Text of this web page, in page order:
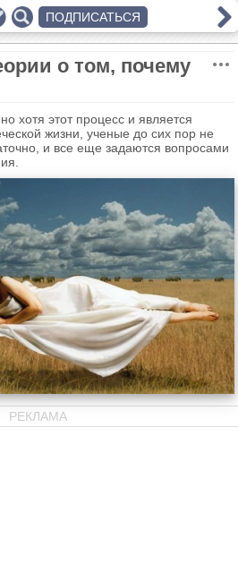
о том, почему
хотя этот процесс и является
жизни, ученые до сих пор не
и все еще задаются вопросами
РЕКЛАМА
ПОДПИСАТЬСЯ